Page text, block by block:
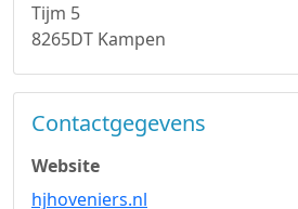
Tijm 5
8265DT Kampen
Contactgegevens
Website
hjhoveniers.nl